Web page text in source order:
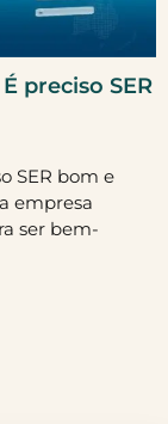
preciso SER
SER bom e
empresa
ser bem-